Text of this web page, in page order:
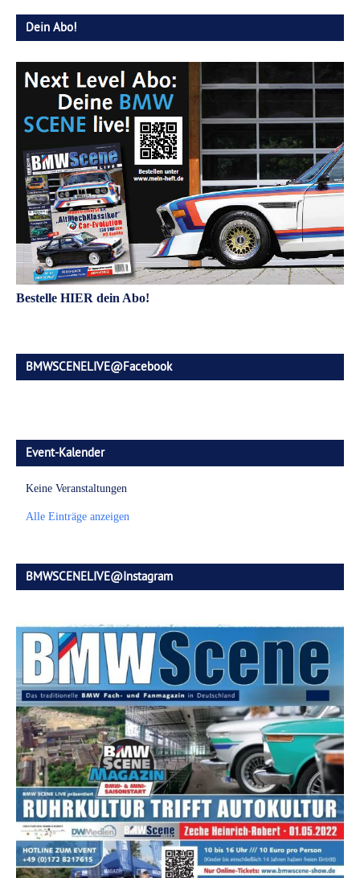
Dein Abo!
Bestelle HIER dein Abo!
BMWSCENELIVE@Facebook
Event-Kalender
Keine Veranstaltungen
Alle Einträge anzeigen
BMWSCENELIVE@Instagram